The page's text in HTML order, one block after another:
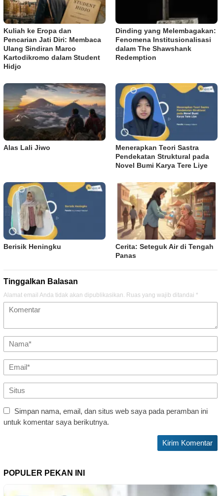
Kuliah ke Eropa dan
Pencarian Jati Diri: Membaca
Ulang Sindiran Marco
Kartodikromo dalam Student
Hidjo
Dinding yang Melembagakan:
Fenomena Institusionalisasi
dalam The Shawshank
Redemption
Alas Lali Jiwo
Menerapkan Teori Sastra
Pendekatan Struktural pada
Novel Bumi Karya Tere Liye
Berisik Heningku
Cerita: Seteguk Air di Tengah
Panas
Tinggalkan Balasan
Alamat email Anda tidak akan dipublikasikan. Ruas yang wajib ditandai *
Simpan nama, email, dan situs web saya pada peramban ini
untuk komentar saya berikutnya.
POPULER PEKAN INI